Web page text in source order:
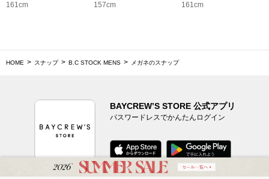
161cm
157cm
161cm
HOME スナップ B.C STOCK MENS メガネのスナップ
BAYCREW’S STORE 公式アプリ
パスワードレスでかんたんログイン